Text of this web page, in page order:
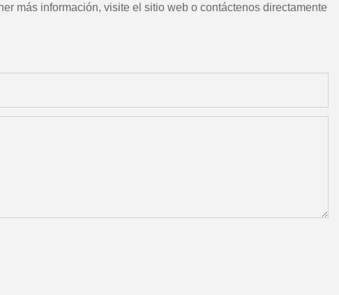
más información, visite el sitio web o contáctenos directamente